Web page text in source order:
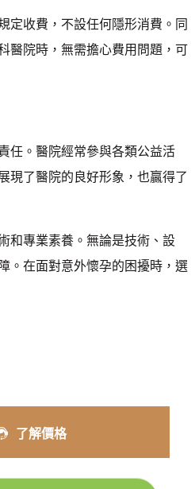
收費，不設任何隱形消費。同
醫院時，無需擔心費用問題，可
。醫院經常參與各類公益活
現了醫院的良好形象，也贏得了
專業素養。無論是技術、設
。在面對意外懷孕的困擾時，選
了解價格